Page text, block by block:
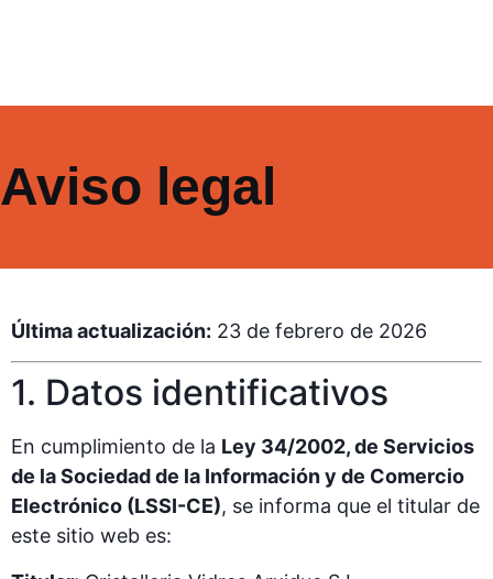
Aviso legal
Última actualización: 23 de febrero de 2026
1. Datos identificativos
En cumplimiento de la Ley 34/2002, de Servicios
de la Sociedad de la Información y de Comercio
Electrónico (LSSI-CE), se informa que el titular de
este sitio web es: